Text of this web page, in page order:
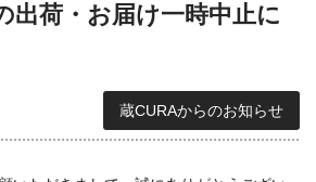
ハンドストラップ
出荷・お届け一時中止に
蔵CURAからのお知らせ